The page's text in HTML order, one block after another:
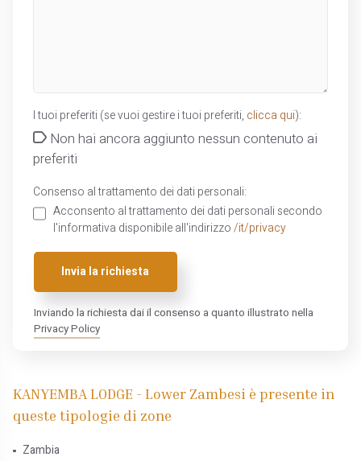
I tuoi preferiti (se vuoi gestire i tuoi preferiti, clicca qui):
Non hai ancora aggiunto nessun contenuto ai
preferiti
Consenso al trattamento dei dati personali:
Acconsento al trattamento dei dati personali secondo
l'informativa disponibile all'indirizzo /it/privacy
Invia la richiesta
Inviando la richiesta dai il consenso a quanto illustrato nella
Privacy Policy
KANYEMBA LODGE - Lower Zambesi è presente in
queste tipologie di zone
Zambia